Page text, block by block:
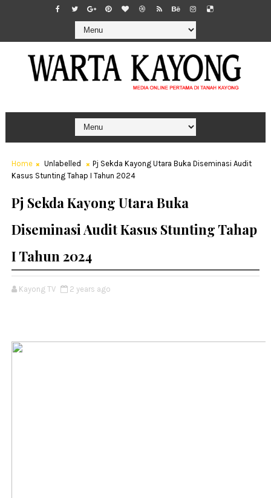
Home Unlabelled
Pj Sekda Kayong Utara Buka Diseminasi Audit
Kasus Stunting Tahap I Tahun 2024
Pj Sekda Kayong Utara Buka
Diseminasi Audit Kasus Stunting Tahap
I Tahun 2024
Kayong TV 2 years ago